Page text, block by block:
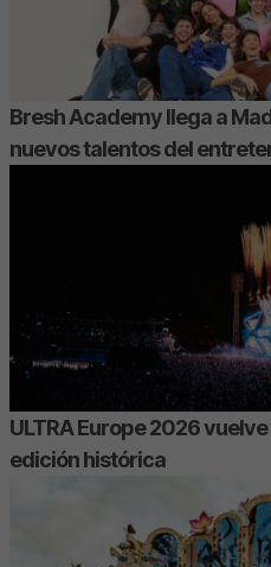
Bresh Academy llega a
nuevos talentos del
ULTRA Europe 2026
edición histórica